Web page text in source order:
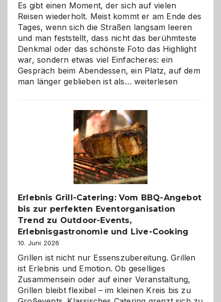
Es gibt einen Moment, der sich auf vielen
Reisen wiederholt. Meist kommt er am Ende des
Tages, wenn sich die Straßen langsam leeren
und man feststellt, dass nicht das berühmteste
Denkmal oder das schönste Foto das Highlight
war, sondern etwas viel Einfacheres: ein
Gespräch beim Abendessen, ein Platz, auf dem
man länger geblieben ist als… Als
–
die
Gelegenheit,
neue
Reiseziele
zu
entdecken
weiterlesen
Erlebnis Grill-Catering: Vom BBQ-Angebot
bis zur perfekten Eventorganisation
Trend zu Outdoor-Events,
Erlebnisgastronomie und Live-Cooking
10. Juni 2026
Grillen ist nicht nur Essenszubereitung. Grillen
ist Erlebnis und Emotion. Ob geselliges
Zusammensein oder auf einer Veranstaltung,
Grillen bleibt flexibel – im kleinen Kreis bis zu